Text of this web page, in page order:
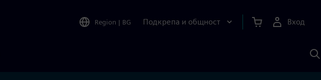
Region | BG Подкрепа и общност Вход
с